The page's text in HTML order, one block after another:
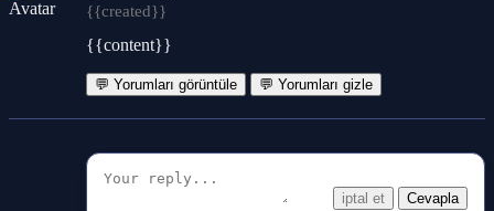
{{created}}
{{content}}
💬 Yorumları görüntüle 💬 Yorumları gizle
iptal et Cevapla